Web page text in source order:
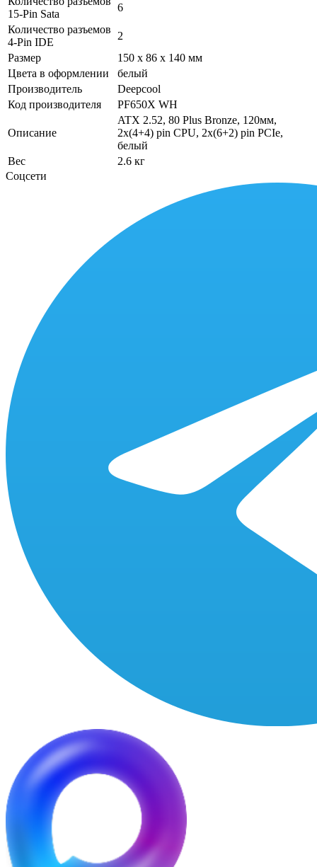
15-Pin Sata
6
Количество разъемов
4-Pin IDE
2
Размер
150 x 86 x 140 мм
Цвета в оформлении
белый
Производитель
Deepcool
Код производителя
PF650X WH
Описание
ATX 2.52, 80 Plus Bronze, 120мм,
2x(4+4) pin CPU, 2х(6+2) pin PCIe,
белый
Вес
2.6 кг
Соцсети